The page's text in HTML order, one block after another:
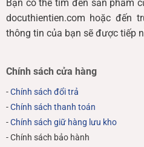
Bạn có thể tìm đến sản phẩm
docuthientien.com hoặc đến
thông tin của bạn sẽ được tiếp
Chính sách cửa hàng
-Chính sách đổi trả
-Chính sách thanh toán
-Chính sách giữ hàng lưu kho
- Chính sách bảo hành